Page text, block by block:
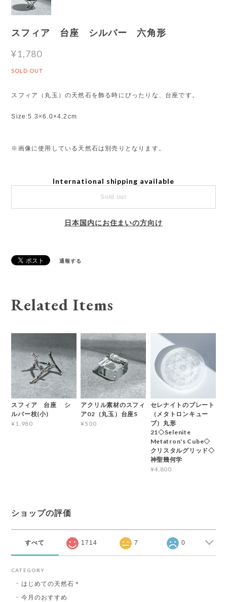
スフィア 台座 シルバー 六角形
¥1,780
SOLD OUT
スフィア（丸玉）の天然石を飾る時にぴったりな、台座です。
Size:5.3×6.0×4.2cm
※画像に使用している天然石は別売りとなります。
International shipping available
Sold out
日本国内にお住まいの方向け
通報する
Related Items
スフィア 台座 シ
ルバー枝(小)
¥1,980
アクリル素材のスフィ
ア02（丸玉）台座S
¥500
セレナイトのプレート
（メタトロンキュー
ブ）丸形
21◇Selenite
Metatron's Cube◇
クリスタルグリッド◇
神聖幾何学
¥4,800
ショップの評価
すべて 1714 7 0
CATEGORY
はじめての天然石＊
今月のおすすめ